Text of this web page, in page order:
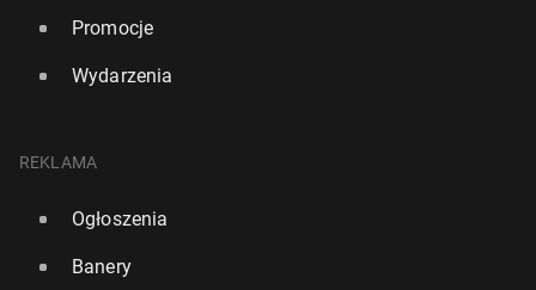
Promocje
Wydarzenia
REKLAMA
Ogłoszenia
Banery